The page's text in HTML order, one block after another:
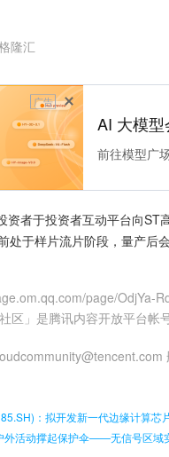
隆汇
广告
AI 大模
前往模型广
资者于投资者互动平台向ST
处于样片流片阶段，量产后
page/OdjYa-
区」是腾讯内容开放平台帐
：拟开发新一代边缘计算芯
外活动撑起保护伞——无信号区域